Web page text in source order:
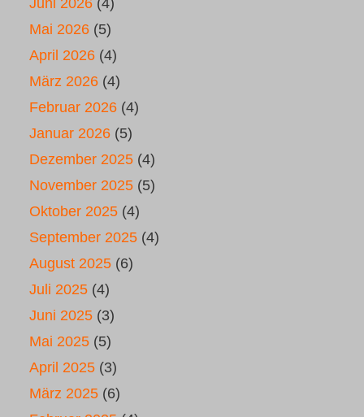
Juni 2026 (4)
Mai 2026 (5)
April 2026 (4)
März 2026 (4)
Februar 2026 (4)
Januar 2026 (5)
Dezember 2025 (4)
November 2025 (5)
Oktober 2025 (4)
September 2025 (4)
August 2025 (6)
Juli 2025 (4)
Juni 2025 (3)
Mai 2025 (5)
April 2025 (3)
März 2025 (6)